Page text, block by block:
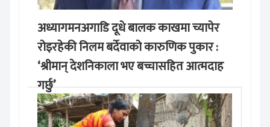
अध्यागमनअगाडि दूधे बालक काखमा च्यापेर
रोइरहेकी निलम बर्देवाको कारुणिक पुकार :
‘श्रीमान् देशनिकाला भए बच्चासहित आत्मदाह
गर्छु’
मङ्लबार, साउन १९, २०८३